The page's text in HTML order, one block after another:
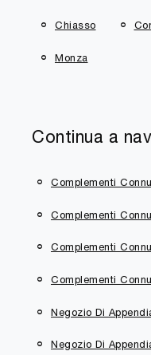
Chiasso
Monza
Continua a
Complementi
Complementi
Complementi
Complementi
Negozio Di
Negozio Di